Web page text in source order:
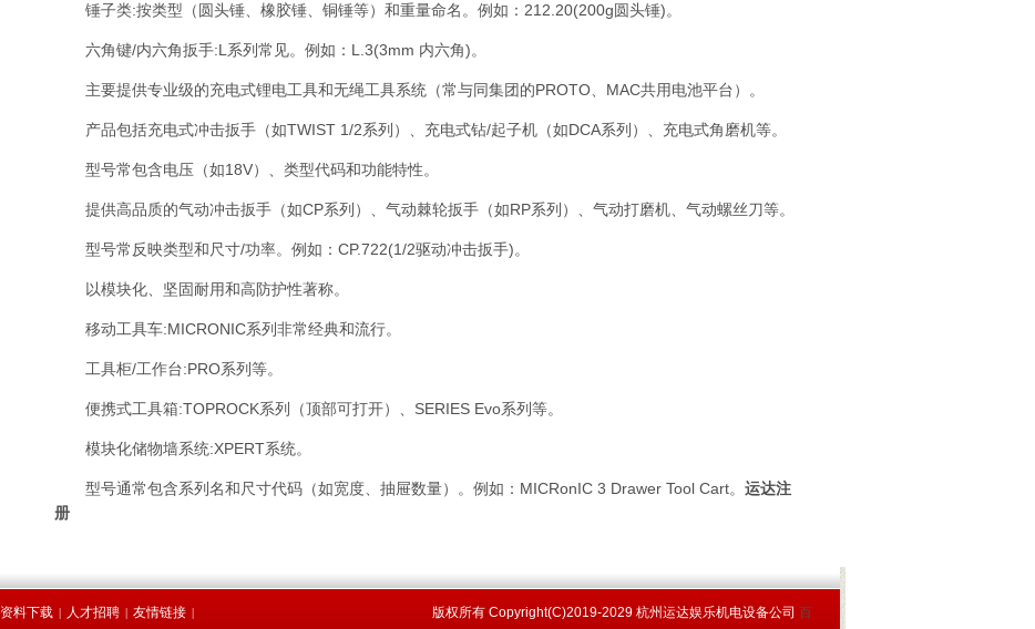
锤子类:按类型（圆头锤、橡胶锤、铜锤等）和重量命名。例如：212.20(200g圆头锤)。
六角键/内六角扳手:L系列常见。例如：L.3(3mm 内六角)。
主要提供专业级的充电式锂电工具和无绳工具系统（常与同集团的PROTO、MAC共用电池平台）。
产品包括充电式冲击扳手（如TWIST 1/2系列）、充电式钻/起子机（如DCA系列）、充电式角磨机等。
型号常包含电压（如18V）、类型代码和功能特性。
提供高品质的气动冲击扳手（如CP系列）、气动棘轮扳手（如RP系列）、气动打磨机、气动螺丝刀等。
型号常反映类型和尺寸/功率。例如：CP.722(1/2驱动冲击扳手)。
以模块化、坚固耐用和高防护性著称。
移动工具车:MICRONIC系列非常经典和流行。
工具柜/工作台:PRO系列等。
便携式工具箱:TOPROCK系列（顶部可打开）、SERIES Evo系列等。
模块化储物墙系统:XPERT系统。
型号通常包含系列名和尺寸代码（如宽度、抽屉数量）。例如：MICRonIC 3 Drawer Tool Cart。 运达注
册
资料下载 | 人才招聘 | 友情链接 | 版权所有 Copyright(C)2019-2029 杭州运达娱乐机电设备公司 百